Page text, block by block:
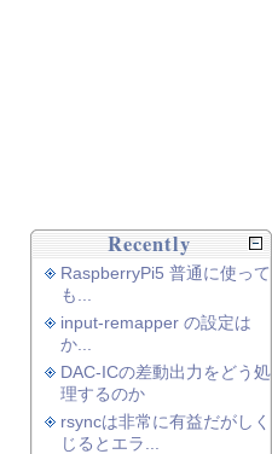
Recently
RaspberryPi5 普通に使って
も...
input-remapper の設定は
か...
DAC-ICの差動出力をどう処
理するのか
rsyncは非常に有益だがしく
じるとエラ...